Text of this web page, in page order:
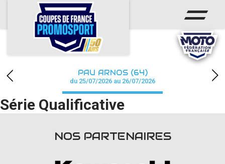
ACCUEIL
ACTUS
CALENDRIER
CHAMPIONNAT
RÉSULTATS
PAU ARNOS (64)
du 25/07/2026 au 26/07/2026
Série Qualificative
NOS PARTENAIRES